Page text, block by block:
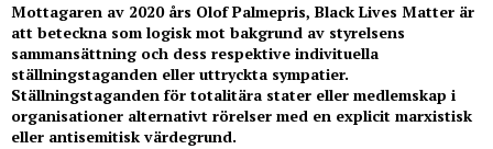
Mottagaren av 2020 års Olof Palmepris, Black Lives Matter är
att beteckna som logisk mot bakgrund av styrelsens
sammansättning och dess respektive indivituella
ställningstaganden eller uttryckta sympatier.
Ställningstaganden för totalitära stater eller medlemskap i
organisationer alternativt rörelser med en explicit marxistisk
eller antisemitisk värdegrund.